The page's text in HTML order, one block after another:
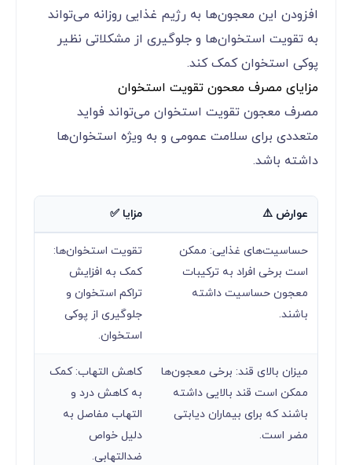
افزودن این معجون‌ها به رژیم غذایی روزانه می‌تواند
به تقویت استخوان‌ها و جلوگیری از مشکلاتی نظیر
پوکی استخوان کمک کند.
مزایای مصرف معحون تقویت استخوان
مصرف معجون تقویت استخوان می‌تواند فواید
متعددی برای سلامت عمومی و به ویژه استخوان‌ها
داشته باشد.
عوارض ⚠️ مزایا ✅
حساسیت‌های غذایی: ممکن
است برخی افراد به ترکیبات
معجون حساسیت داشته
باشند.
تقویت استخوان‌ها:
کمک به افزایش
تراکم استخوان و
جلوگیری از پوکی
استخوان.
میزان بالای قند: برخی معجون‌ها
ممکن است قند بالایی داشته
باشند که برای بیماران دیابتی
مضر است.
کاهش التهاب: کمک
به کاهش درد و
التهاب مفاصل به
دلیل خواص
ضدالتهابی.